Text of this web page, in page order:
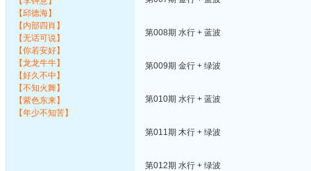
【邱德海】
【内部四肖】
【无话可说】
【你若安好】
【龙龙牛牛】
【好久不中】
【不知火舞】
【紫色东来】
【年少不知苦】
第008期 水行 + 蓝波
第009期 金行 + 绿波
第010期 水行 + 蓝波
第011期 木行 + 绿波
第012期 水行 + 绿波